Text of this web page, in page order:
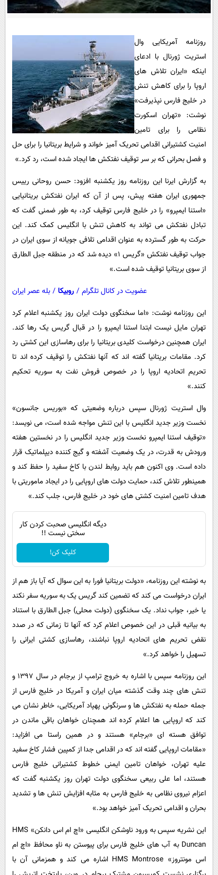
سرگرمی
حوادث
محیط زیست
سلامت
فرهنگی
بین الملل
اجتماعی
سیاست خارجی
پیامک
دانلود
روزنامه آمریکایی وال
استریت ژورنال با ادعای
اینکه «ایران تلاش های
اروپا را برای کاهش تنش
در خلیج فارس نپذیرفت»
نوشت: «تهران اسکورت
نظامی را برای تامین
امنیت کشتیرانی اقدامی تحریک آمیز خواند و شرایط بریتانیا را برای حل
و فصل بحرانی که بر سر توقیف نفتکش ها ایجاد شده است، رد کرد.»
به گزارش ایرنا این روزنامه روز یکشنبه افزود: حسن روحانی رییس
جمهوری ایران هفته پیش، پس از آن که ایران نفتکش بریتانیایی
«استنا ایمپرو» را در خلیج فارس توقیف کرد، به طور ضمنی گفت که
تبادل نفتکش می تواند به کاهش تنش با انگلیس کمک کند. این
حرکت به طور گسترده به عنوان اقدامی تلافی جویانه از سوی ایران در
جواب توقیف نفتکش «گریس ۱» دیده شد که در منطقه جبل الطارق
از سوی بریتانیا توقیف شده است.»
عضویت در کانال تلگرام / روبیکا / بله عصر ایران
این روزنامه نوشت: «اما سخنگوی دولت ایران روز یکشنبه اعلام کرد
تهران مایل نیست ابتدا استنا ایمپرو را در قبال گریس یک رها کند.
ایران همچنین درخواست کلیدی بریتانیا را برای رهاسازی این کشتی رد
کرد. مقامات بریتانیا گفته اند که آنها نفتکش را توقیف کرده اند تا
تحریم اتحادیه اروپا را در خصوص فروش نفت به سوریه تحکیم
کنند.»
وال استریت ژورنال سپس درباره وضعیتی که «بوریس جانسون»
نخست وزیر جدید انگلیس با این تنش مواجه شده است، می نویسد:
«توقیف استنا ایمپرو نخست وزیر جدید انگلیس را در نخستین هفته
ورودش به قدرت، در یک وضعیت آشفته و گیج کننده دیپلماتیک قرار
داده است. وی اکنون هم باید روابط لندن با کاخ سفید را حفظ کند و
همینطور تلاش کند، حمایت دولت های اروپایی را در ایجاد ماموریتی با
هدف تامین امنیت کشتی های خود در خلیج فارس، جلب کند.»
دیگه انگلیسی صحبت کردن کار
سختی نیست !!
کلیک کن!
به نوشته این روزنامه، «دولت بریتانیا فورا به این سوال که آیا باز هم از
ایران درخواست می کند که تضمین کند گریس یک به سوریه سفر نکند
یا خیر، جواب نداد. یک سخنگوی (دولت محلی) جبل الطارق با استناد
به بیانیه قبلی در این خصوص اعلام کرد که آنها تا زمانی که در صدد
نقض تحریم های اتحادیه اروپا نباشند، رهاسازی کشتی ایرانی را
تسهیل را خواهد کرد.»
این روزنامه سپس با اشاره به خروج ترامپ از برجام در سال ۱۳۹۷ و
تنش های چند وقت گذشته میان ایران و آمریکا در خلیج فارس از
جمله حمله به نفتکش ها و سرنگونی پهپاد آمریکایی، خاطر نشان می
کند که اروپایی ها اعلام کرده اند همچنان خواهان باقی ماندن در
توافق هسته ای «برجام» هستند و در همین راستا می افزاید:
«مقامات اروپایی گفته اند که در اقدامی جدا از کمپین فشار کاخ سفید
علیه تهران، خواهان تامین ایمنی خطوط کشتیرانی خلیج فارس
هستند، اما علی ربیعی سخنگوی دولت تهران روز یکشنبه گفت که
اعزام نیروی نظامی به خلیج فارس به مثابه افزایش تنش ها و تشدید
بحران و اقدامی تحریک آمیز خواهد بود.»
این نشریه سپس به ورود ناوشکن انگلیسی «اچ ام اس دانکن» HMS
Duncan به آب های خلیج فارس برای پیوستن به ناو محافظ «اچ ام
اس مونتروز» HMS Montrose اشاره می کند و همزمانی آن با